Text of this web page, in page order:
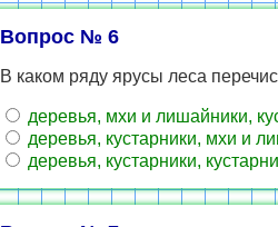
Вопрос № 6
В каком ряду ярусы леса
деревья, мхи и лишайники,
деревья, кустарники, мхи и
деревья, кустарники,